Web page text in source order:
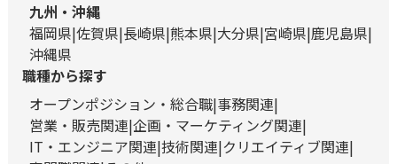
九州・沖縄
福岡県 佐賀県 長崎県 熊本県 大分県 宮崎県 鹿児島県
沖縄県
職種から探す
オープンポジション・総合職 事務関連
営業・販売関連 企画・マーケティング関連
IT・エンジニア関連 技術関連 クリエイティブ関連